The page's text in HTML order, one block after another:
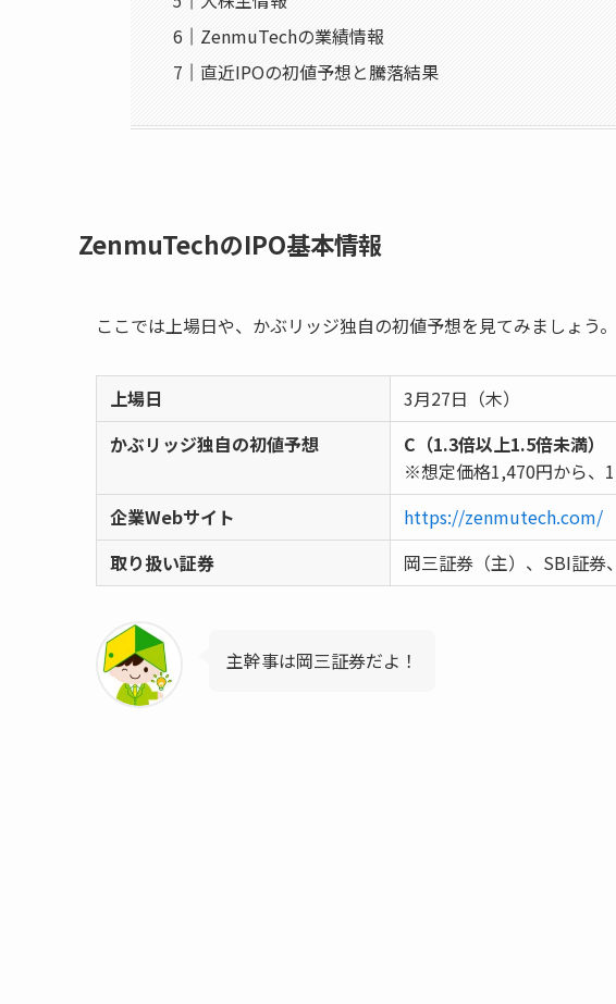
ZenmuTechの業績情報
直近IPOの初値予想と騰落結果
ZenmuTechのIPO基本情報
ここでは上場日や、かぶリッジ独自の初値予想を見てみましょう。
上場日
3月27日（木）
かぶリッジ独自の初値予想
C（1.3倍以上1.5倍未満）
※想定価格1,470円から、
企業Webサイト
https://zenmutech.com/
取り扱い証券
岡三証券（主）、SBI証券
主幹事は岡三証券だよ！